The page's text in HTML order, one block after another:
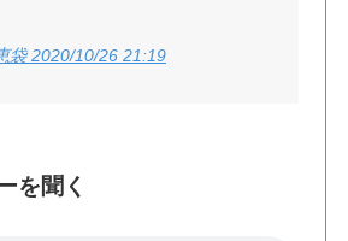
袋 2020/10/26 21:19
を聞く